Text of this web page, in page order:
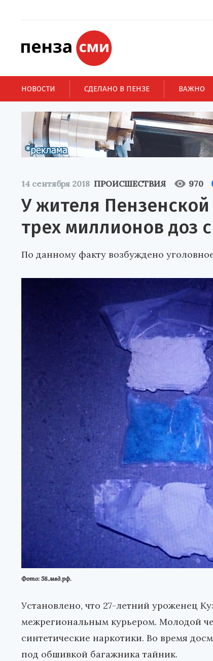
НОВОСТИ СДЕЛАНО В ПЕНЗЕ ВАЖНО
14 сентября 2018 ПРОИСШЕСТВИЯ 970
У жителя
трех миллионов доз
По данному факту возбуждено
Фото: 58.мвд.рф.
Установлено, что 27-летний уроженец
межрегиональным курьером. Молодой
синтетические наркотики. Во время
под обшивкой багажника тайник.